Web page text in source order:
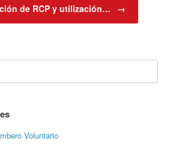
de RCP y utilización… →
Voluntario